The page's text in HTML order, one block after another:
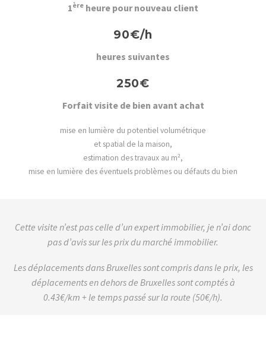
1ère heure pour nouveau client
90€/h
heures suivantes
250€
Forfait visite de bien avant achat
mise en lumière du potentiel volumétrique
et spatial de la maison,
estimation des travaux au m²,
mise en lumière des éventuels problèmes ou défauts du bien
Cette visite n’est pas celle d’un expert immobilier, je n’ai donc
pas d’avis sur les prix du marché immobilier.
Les déplacements dans Bruxelles sont compris dans le prix, les
déplacements en dehors de Bruxelles sont comptés à
0.43€/km + le temps passé sur la route (50€/h).